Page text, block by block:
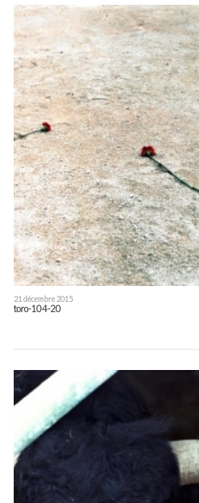
21 décembre 2015
toro-104-20